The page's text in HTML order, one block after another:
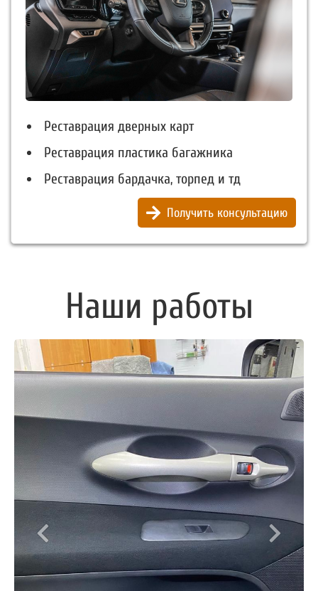
Реставрация дверных карт
Реставрация пластика багажника
Реставрация бардачка, торпед и тд
Получить консультацию
Наши работы